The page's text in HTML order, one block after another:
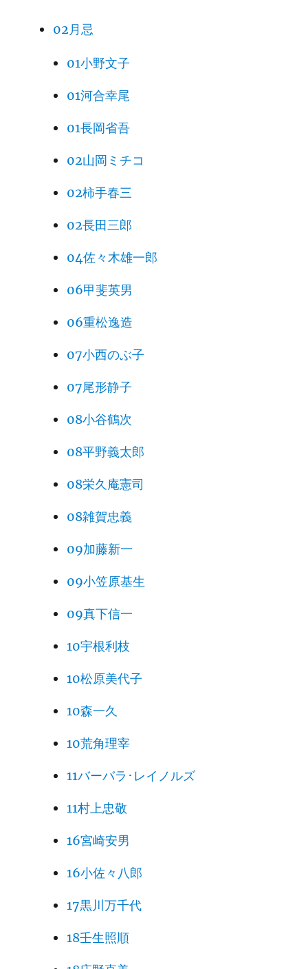
02月忌
01小野文子
01河合幸尾
01長岡省吾
02山岡ミチコ
02柿手春三
02長田三郎
04佐々木雄一郎
06甲斐英男
06重松逸造
07小西のぶ子
07尾形静子
08小谷鶴次
08平野義太郎
08栄久庵憲司
08雑賀忠義
09加藤新一
09小笠原基生
09真下信一
10宇根利枝
10松原美代子
10森一久
10荒角理宰
11バーバラ･レイノルズ
11村上忠敬
16宮崎安男
16小佐々八郎
17黒川万千代
18壬生照順